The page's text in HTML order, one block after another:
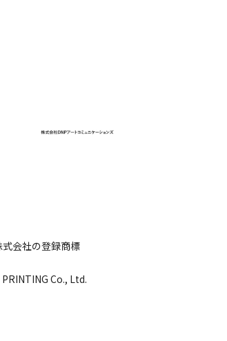
会社の登録商標
Co., Ltd.